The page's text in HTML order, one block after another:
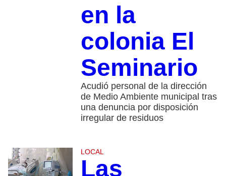
en la
colonia El
Seminario
Acudió personal de la dirección
de Medio Ambiente municipal tras
una denuncia por disposición
irregular de residuos
LOCAL
Las